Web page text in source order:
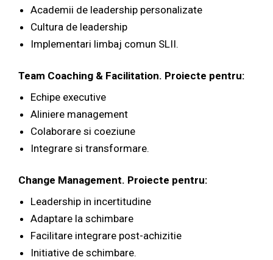
Academii de leadership personalizate
Cultura de leadership
Implementari limbaj comun SLII.
Team Coaching & Facilitation. Proiecte pentru:
Echipe executive
Aliniere management
Colaborare si coeziune
Integrare si transformare.
Change Management. Proiecte pentru:
Leadership in incertitudine
Adaptare la schimbare
Facilitare integrare post-achizitie
Initiative de schimbare.